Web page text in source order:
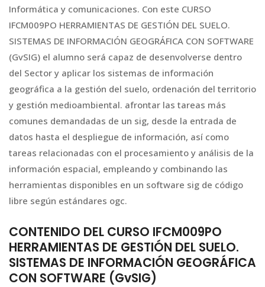
Informática y comunicaciones. Con este CURSO
IFCM009PO HERRAMIENTAS DE GESTIÓN DEL SUELO.
SISTEMAS DE INFORMACIÓN GEOGRÁFICA CON SOFTWARE
(GvSIG) el alumno será capaz de desenvolverse dentro
del Sector y aplicar los sistemas de información
geográfica a la gestión del suelo, ordenación del territorio
y gestión medioambiental. afrontar las tareas más
comunes demandadas de un sig, desde la entrada de
datos hasta el despliegue de información, así como
tareas relacionadas con el procesamiento y análisis de la
información espacial, empleando y combinando las
herramientas disponibles en un software sig de código
libre según estándares ogc.
CONTENIDO DEL CURSO IFCM009PO
HERRAMIENTAS DE GESTIÓN DEL SUELO.
SISTEMAS DE INFORMACIÓN GEOGRÁFICA
CON SOFTWARE (GvSIG)